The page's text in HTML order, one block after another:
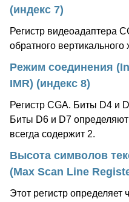
(индекс 7)
Регистр видеоадаптера
обратного вертикального
Режим соединения
IMR) (индекс 8)
Регистр CGA. Биты D4 и
Биты D6 и D7 определяют
всегда содержит 2.
Высота символов
(Max Scan Line
Этот регистр определяет